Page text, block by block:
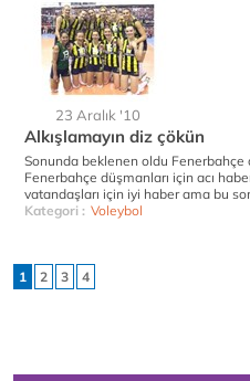
23 Aralık '10
Alkışlamayın diz çökün
Sonunda beklenen oldu
Fenerbahçe düşmanları için acı
vatandaşları için iyi haber ama bu
Kategori : Voleybol
1
2 3 4